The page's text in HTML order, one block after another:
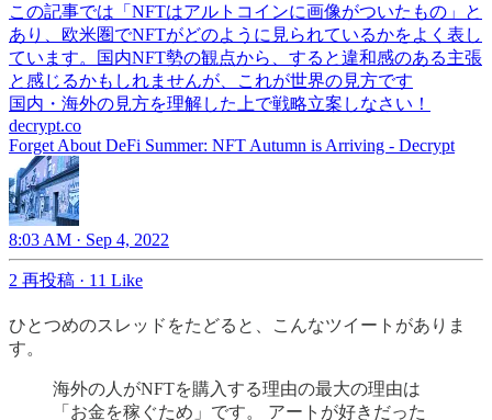
この記事では「NFTはアルトコインに画像がついたもの」と
あり、欧米圏でNFTがどのように見られているかをよく表し
ています。国内NFT勢の観点から、すると違和感のある主張
と感じるかもしれませんが、これが世界の見方です
decrypt.co
Forget About DeFi Summer: NFT Autumn is Arriving - Decrypt
8:03 AM · Sep 4, 2022
2 再投稿 · 11 Like
ひとつめのスレッドをたどると、こんなツイートがありま
す。
海外の人がNFTを購入する理由の最大の理由は
「お金を稼ぐため」です。 アートが好きだった